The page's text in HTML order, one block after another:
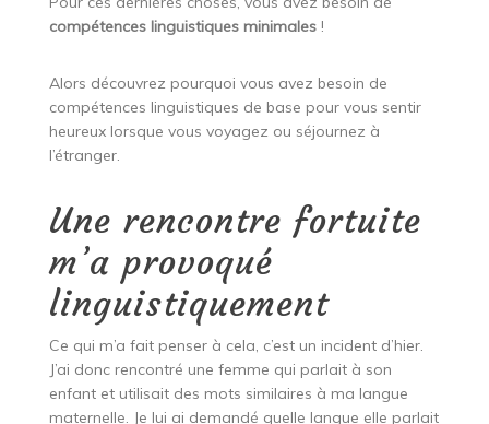
compétences linguistiques minimales!
Alors découvrez pourquoi vous avez besoin de
compétences linguistiques de base pour vous sentir
heureux lorsque vous voyagez ou séjournez à
l’étranger.
Une rencontre fortuite
m’a provoqué
linguistiquement
Ce qui m’a fait penser à cela, c’est un incident d’hier.
J’ai donc rencontré une femme qui parlait à son
enfant et utilisait des mots similaires à ma langue
maternelle. Je lui ai demandé quelle langue elle parlait